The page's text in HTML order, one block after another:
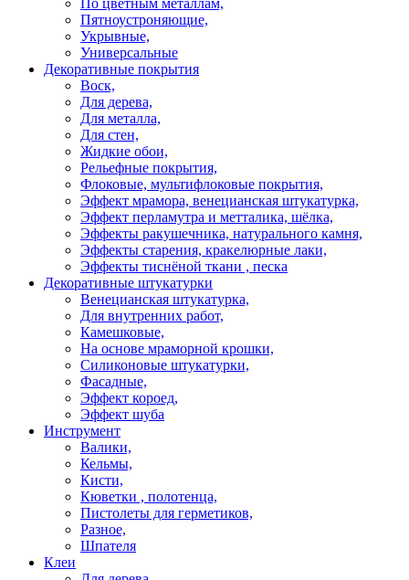
По цветным металлам,
Пятноустроняющие,
Укрывные,
Универсальные
Декоративные покрытия
Воск,
Для дерева,
Для металла,
Для стен,
Жидкие обои,
Рельефные покрытия,
Флоковые, мультифлоковые покрытия,
Эффект мрамора, венецианская штукатурка,
Эффект перламутра и метталика, шёлка,
Эффекты ракушечника, натурального камня,
Эффекты старения, кракелюрные лаки,
Эффекты тиснёной ткани , песка
Декоративные штукатурки
Венецианская штукатурка,
Для внутренних работ,
Камешковые,
На основе мраморной крошки,
Силиконовые штукатурки,
Фасадные,
Эффект короед,
Эффект шуба
Инструмент
Валики,
Кельмы,
Кисти,
Кюветки , полотенца,
Пистолеты для герметиков,
Разное,
Шпателя
Клеи